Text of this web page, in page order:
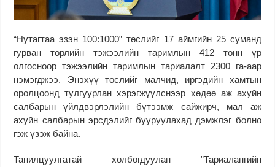
“Нутагтаа эзэн 100:1000” төслийг 17 аймгийн 25 суманд
гурван төрлийн тэжээлийн таримлын 412 тонн үр
олгосноор тэжээлийн таримлын тариалалт 2300 га-аар
нэмэгджээ. Энэхүү төслийг малчид, иргэдийн хамтын
оролцоонд тулгуурлан хэрэгжүүлснээр хөдөө аж ахуйн
салбарын үйлдвэрлэлийн бүтээмж сайжирч, мал аж
ахуйн салбарын эрсдэлийг бууруулахад дэмжлэг болно
гэж үзэж байна.
Танилцуулгатай холбогдуулан ”Тариалангийн